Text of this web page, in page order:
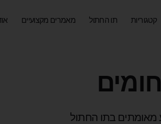
קטגוריות תו החתול מאמרים מקצועיים
מאומתים בתו החתול